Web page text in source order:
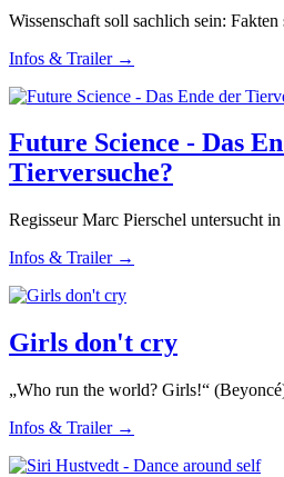
Wissenschaft soll sachlich sein:
Infos & Trailer →
Future Science - Das
Tierversuche?
Regisseur Marc Pierschel untersucht
Infos & Trailer →
Girls don't cry
„Who run the world? Girls!“
Infos & Trailer →